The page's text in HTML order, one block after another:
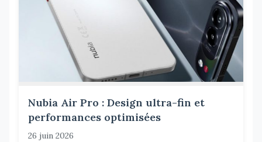
Nubia Air Pro : Design ultra-fin et
performances optimisées
26 juin 2026